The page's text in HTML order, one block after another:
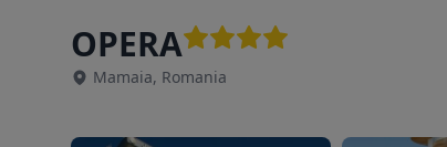
OPERA
Mamaia, Romania